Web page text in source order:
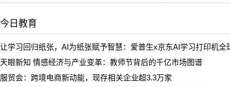
今日教育
让学习回归纸张，AI为纸张赋予智慧：爱普生x京东AI学习打印机全
天眼新知 情感经济与产业变革：教师节背后的千亿市场图谱
服贸会：跨境电商新动能，现存相关企业超3.3万家